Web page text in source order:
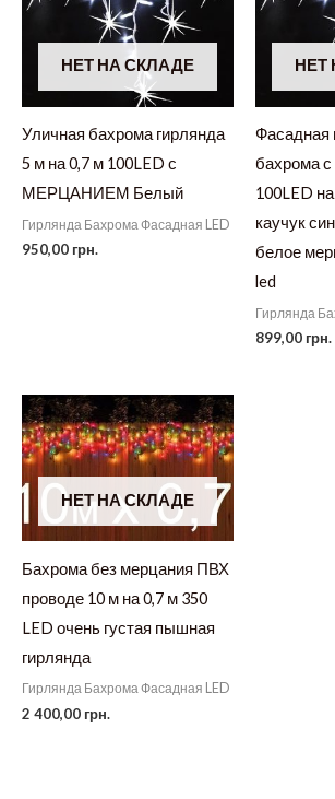
НЕТ НА СКЛАДЕ
Уличная бахрома гирлянда
5 м на 0,7 м 100LED с
МЕРЦАНИЕМ Белый
Гирлянда Бахрома Фасадная LED
950,00 грн.
НЕТ
Фасадная
бахрома
100LED
каучук
белое
led
Гирлянда
899,00 грн.
НЕТ НА СКЛАДЕ
Бахрома без мерцания ПВХ
проводе 10 м на 0,7 м 350
LED очень густая пышная
гирлянда
Гирлянда Бахрома Фасадная LED
2 400,00 грн.